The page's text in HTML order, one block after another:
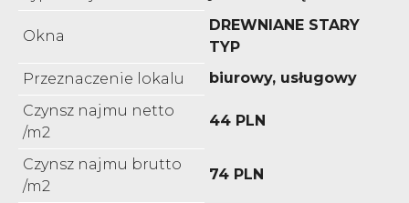
Okna
DREWNIANE STARY
TYP
Przeznaczenie lokalu
biurowy, usługowy
Czynsz najmu netto
/m2
44 PLN
Czynsz najmu brutto
/m2
74 PLN